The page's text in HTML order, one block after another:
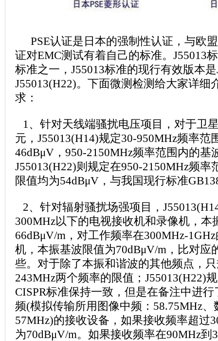
PSE认证是日本的强制性认证，与欧盟
证对EMC测试有着自己的标准。J55013
标准之一，J55013标准的现行有效版本
J55013(H22)。下面微测检测给大家详细
求：
1、针对天线端骚扰电压项目，对于卫
元，J55013(H14)规定30-950MHz频率范
46dBμV，950-2150MHz频率范围内的基
J55013(H22)则规定在950-2150MHz频率
限值均为54dBμV，与我国现行标准
2、针对辐射骚扰场强项目，
300MHz以下的电视接收机和录像机，本
66dBμV/m，对工作频率在300MHz-
机，本振基波限值为70dBμV/m，比对应
些。对于除了本振和谐波的其他频点，
243MHz两个频率的限值；J55013(H22)
CISPR标准保持一致，但是在备注中进
频(模拟传输所用图像中频：58.75MHz
57MHz)的接收设备，如果接收频率超过
为70dBμV/m。如果接收频率在90MHz到